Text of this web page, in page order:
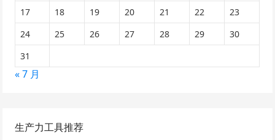
17
18 19 20 21 22
23
24
25 26 27 28 29
30
31
« 7 月
生产力工具推荐